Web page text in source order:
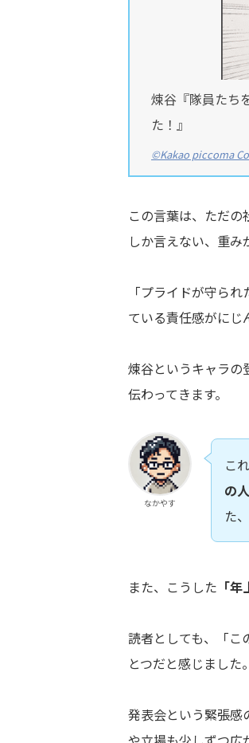
煉谷『隊員たち
た！』
©Kakao piccoma
この言葉は、ただ
しか言えない、重み
「プライドが守ら
ている責任感がにじ
煉谷というキャラの
伝わってきます。
なかやす
こ
の
た
また、こうした 「
読者としても、「こ
とつだと感じました。
発表会という緊張感